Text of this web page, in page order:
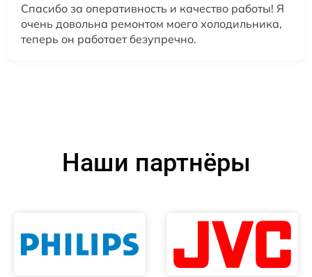
Спасибо за оперативность и качество работы! Я
очень довольна ремонтом моего холодильника,
теперь он работает безупречно.
Наши партнёры